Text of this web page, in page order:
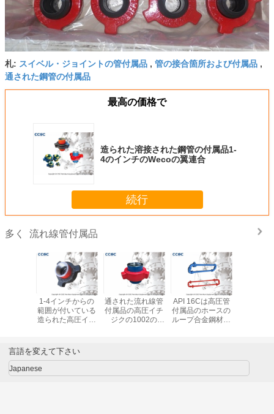
札: スイベル・ジョイントの管付属品 , 管の接合箇所および付属品 ,
通された鋼管の付属品
最高の価格で
造られた溶接された鋼管の付属品1-
4のインチのWecoの翼連合
続行
多く 流れ線管付属品
1-4インチからの
範囲が付いている
造られた高圧イチ
通された流れ線管
付属品の高圧イチ
ジクの1002の
API 16Cは高圧管
付属品のホースの
ループ合金鋼材料
言語を変えて下さい
Japanese